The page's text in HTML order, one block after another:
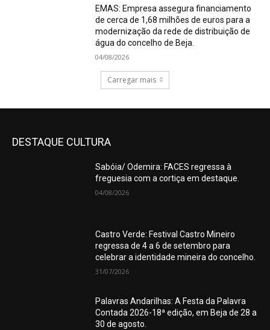
EMAS: Empresa assegura financiamento
de cerca de 1,68 milhões de euros para a
modernização da rede de distribuição de
água do concelho de Beja.
04/08/2026
Carregar mais
DESTAQUE CULTURA
Sabóia/ Odemira: FACES regressa à
freguesia com a cortiça em destaque.
04/08/2026
Castro Verde: Festival Castro Mineiro
regressa de 4 a 6 de setembro para
celebrar a identidade mineira do concelho.
31/07/2026
Palavras Andarilhas: A Festa da Palavra
Contada 2026-18ª edição, em Beja de 28 a
30 de agosto.